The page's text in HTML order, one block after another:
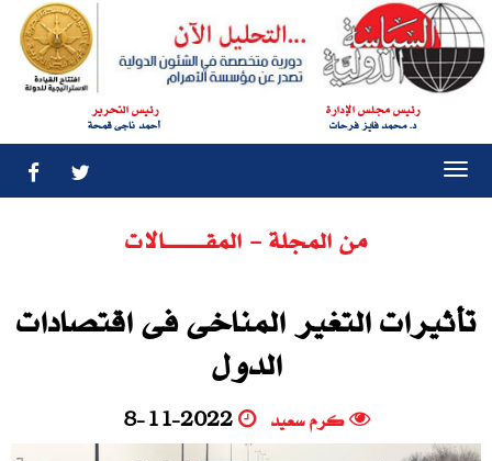
رئيس مجلس الإدارة
د. محمد فايز فرحات
رئيس التحرير
أحمد ناجى قمحة
من المجلة - المقــــــــــــالات
تأثيرات التغير المناخى فى اقتصادات
الدول
كرم سعيد 8-11-2022